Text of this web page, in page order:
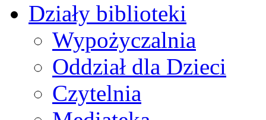
Działy biblioteki
Wypożyczalnia
Oddział dla Dzieci
Czytelnia